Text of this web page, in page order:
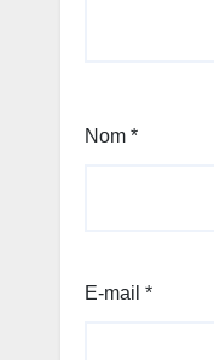
Nom *
E-mail *